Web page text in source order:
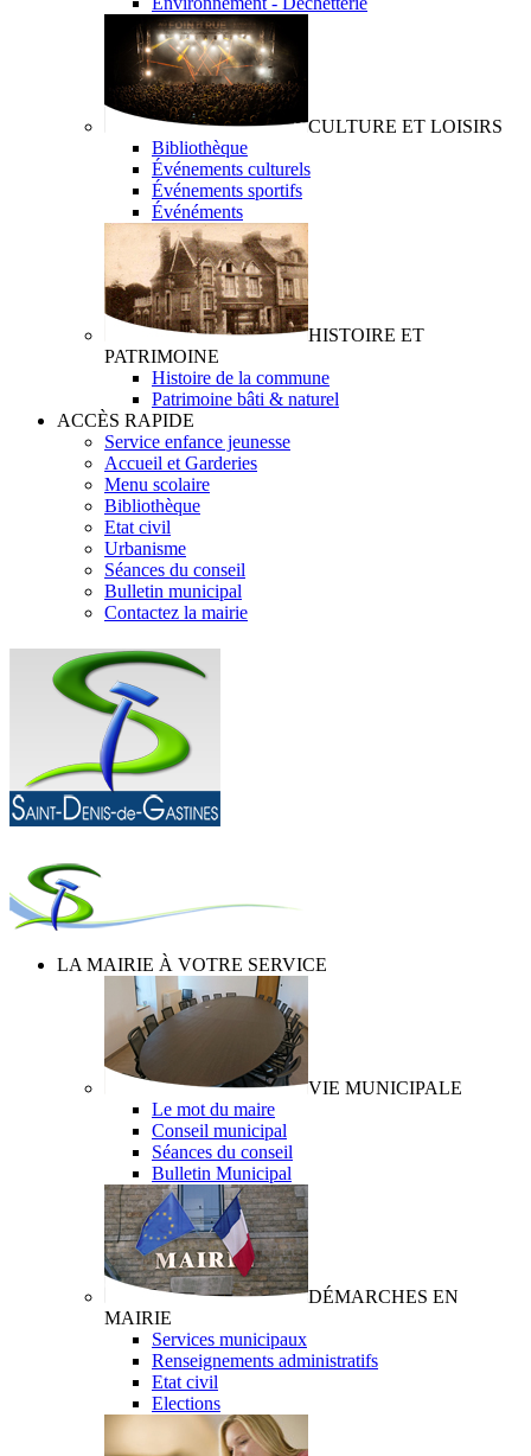
CULTURE ET LOISIRS
Bibliothèque
Événements culturels
Événements sportifs
Événéments
HISTOIRE ET
PATRIMOINE
Histoire de la commune
Patrimoine bâti & naturel
ACCÈS RAPIDE
Service enfance jeunesse
Accueil et Garderies
Menu scolaire
Bibliothèque
Etat civil
Urbanisme
Séances du conseil
Bulletin municipal
Contactez la mairie
LA MAIRIE À VOTRE SERVICE
VIE MUNICIPALE
Le mot du maire
Conseil municipal
Séances du conseil
Bulletin Municipal
DÉMARCHES EN
MAIRIE
Services municipaux
Renseignements administratifs
Etat civil
Elections